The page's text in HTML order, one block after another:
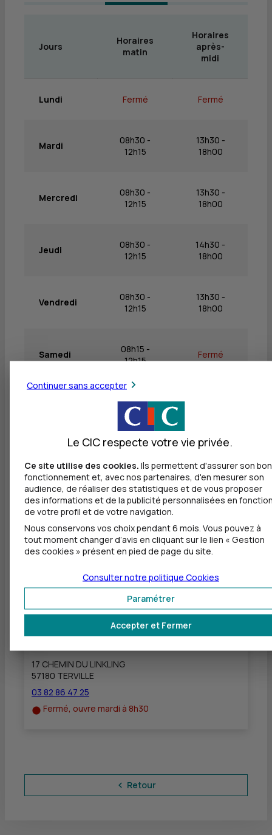
Jours
Horaires
matin
Horaires
après-
midi
Lundi Fermé Fermé
Mardi
08h30 -
12h15
13h30 -
18h00
Mercredi
08h30 -
12h15
13h30 -
18h00
Jeudi
08h30 -
12h15
14h30 -
18h00
Vendredi
08h30 -
12h15
13h30 -
18h00
Samedi
08h15 -
12h15
Fermé
Fermé
Autres agences les plus proches
CIC MAIZIERES LES METZ
à 4,3 km
71 GRAND RUE
57280 MAIZIERES LES METZ
Fermé, ouvre mardi à 8h30
CIC THIONVILLE LINKLING
à11 km
17 CHEMIN DU LINKLING
57180 TERVILLE
03 82 86 47 25
Fermé, ouvre mardi à 8h30
Retour
Continuer sans accepter
Le CIC respecte votre vie privée.
Ce site utilise des cookies. Ils permettent d'assurer son bon
fonctionnement et, avec nos partenaires, d'en mesurer son
audience, de réaliser des statistiques et de vous proposer
des informations et de la publicité personnalisées en
de votre profil et de votre navigation.
Nous conservons vos choix pendant 6 mois. Vous pouvez à
tout moment changer d’avis en cliquant sur le lien « Gestion
des cookies » présent en pied de page du site.
Accepter et Fermer
Paramétrer
Consulter notre politique Cookies